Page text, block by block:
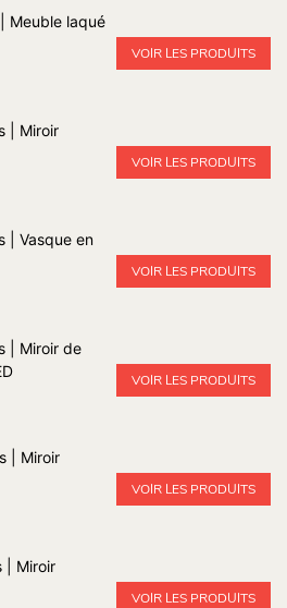
Meuble laqué
VOIR LES PRODUITS
| Miroir
VOIR LES PRODUITS
| Vasque en
VOIR LES PRODUITS
| Miroir de
VOIR LES PRODUITS
| Miroir
VOIR LES PRODUITS
| Miroir
VOIR LES PRODUITS